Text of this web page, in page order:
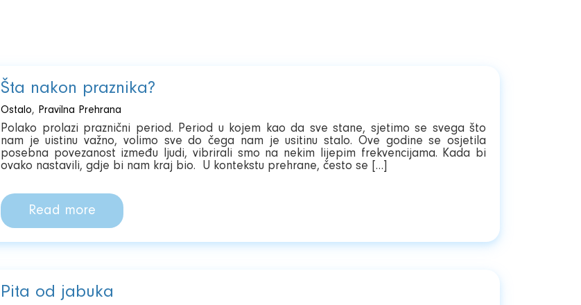
Šta nakon praznika?
Ostalo, Pravilna Prehrana
Polako prolazi praznični period. Period u kojem kao da sve stane, sjetimo se svega što
nam je uistinu važno, volimo sve do čega nam je usitinu stalo. Ove godine se osjetila
posebna povezanost između ljudi, vibrirali smo na nekim lijepim frekvencijama. Kada bi
ovako nastavili, gdje bi nam kraj bio. U kontekstu prehrane, često se […]
Read more
Pita od jabuka